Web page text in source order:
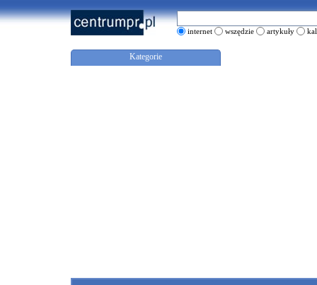
internet wszędzie artykuły
Kategorie